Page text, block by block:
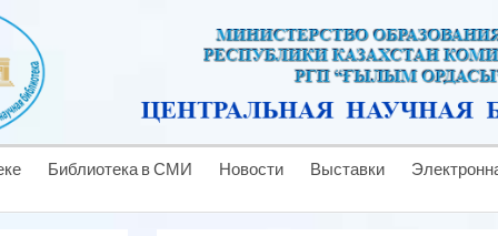
Библиотека в СМИ Новости Выставки